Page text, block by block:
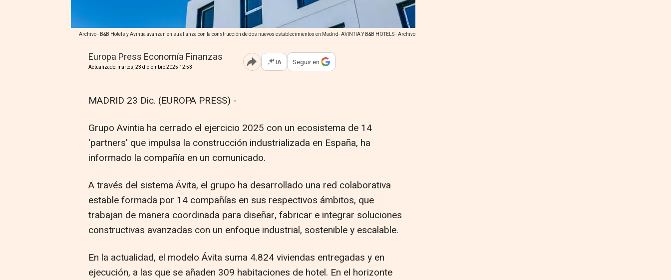
Archivo - B&B Hotels y Avintia avanzan en su alianza con la construcción de dos nuevos establecimientos en Madrid- AVINTIA Y B&B HOTELS - Archivo
Europa Press Economía Finanzas
Actualizado: martes, 23 diciembre 2025 12:53 Abrir opciones para compartir
IA Seguir en
MADRID 23 Dic. (EUROPA PRESS) -
Grupo Avintia ha cerrado el ejercicio 2025 con un ecosistema de 14
'partners' que impulsa la construcción industrializada en España, ha
informado la compañía en un comunicado.
A través del sistema Ávita, el grupo ha desarrollado una red colaborativa
estable formada por 14 compañías en sus respectivos ámbitos, que
trabajan de manera coordinada para diseñar, fabricar e integrar soluciones
constructivas avanzadas con un enfoque industrial, sostenible y escalable.
En la actualidad, el modelo Ávita suma 4.824 viviendas entregadas y en
ejecución, a las que se añaden 309 habitaciones de hotel. En el horizonte